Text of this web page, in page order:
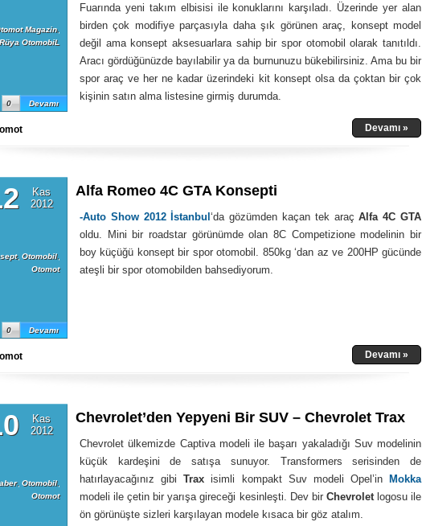
Magazin,
Rüya OtomobiL
Devamı
0
Fuarında yeni takım elbisisi ile konuklarını karşıladı. Üzerinde yer alan
birden çok modifiye parçasıyla daha şık görünen araç, konsept model
değil ama konsept aksesuarlara sahip bir spor otomobil olarak tanıtıldı.
Aracı gördüğünüzde bayılabilir ya da burnunuzu bükebilirsiniz. Ama bu bir
spor araç ve her ne kadar üzerindeki kit konsept olsa da çoktan bir çok
kişinin satın alma listesine girmiş durumda.
Devamı »
Kas
2012
, Otomobil,
Otomot
Devamı
0
Alfa Romeo 4C GTA Konsepti
-Auto Show 2012 İstanbul‘da gözümden kaçan tek araçAlfa 4C GTA
oldu. Mini bir roadstar görünümde olan 8C Competizione modelinin bir
boy küçüğü konsept bir spor otomobil. 850kg ‘dan az ve 200HP gücünde
ateşli bir spor otomobilden bahsediyorum.
Devamı »
Kas
2012
, Otomobil,
Otomot
Chevrolet’den Yepyeni Bir SUV – Chevrolet Trax
Chevrolet ülkemizde Captiva modeli ile başarı yakaladığı Suv modelinin
küçük kardeşini de satışa sunuyor. Transformers serisinden de
hatırlayacağınız gibiTrax isimli kompakt Suv modeli Opel’in
Mokka
modeli ile çetin bir yarışa gireceği kesinleşti. Dev bir Chevroletlogosu ile
ön görünüşte sizleri karşılayan modele kısaca bir göz atalım.